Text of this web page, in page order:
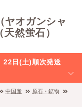
ヤオガンシャ
然蛍石）
22日(土)順次発送
中国産
原石・鉱物